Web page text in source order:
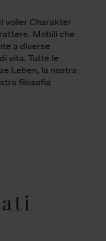
voller Charakter
Mobili che
a diverse
vita. Tutte le
Leben, la nostra
filosofia